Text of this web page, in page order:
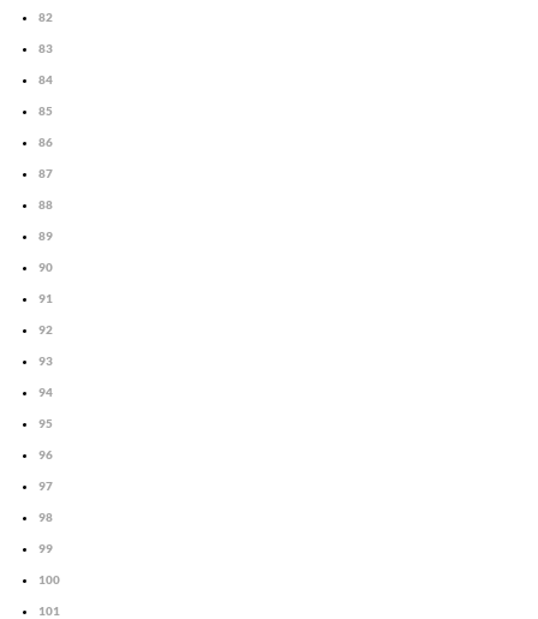
82
83
84
85
86
87
88
89
90
91
92
93
94
95
96
97
98
99
100
101